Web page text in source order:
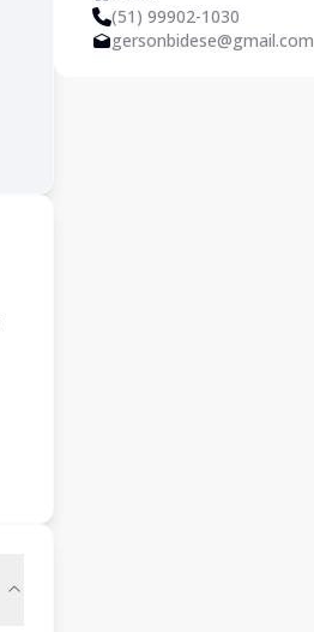
(51) 99902-1030
gersonbidese@gmail.com